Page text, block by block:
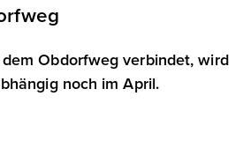
Obdorfweg verbindet, wird
noch im April.